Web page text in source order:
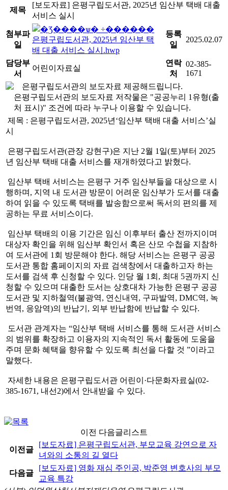
제목
[보도자료] 은평구립도서관, 2025년 임산부 택배 대출
서비스 실시
첨부파
일
은평구립도서관, 2025년 임산부 택
배 대출 서비스 실시.hwp
등록
일
2025.02.07
담당부
서
어린이자료실
연락
처
02-385-
1671
은평구립도서관의 보도자료 제공해드립니다.
은평구립도서관의 보도자료 저작물은 "공공누리 1유형(출
처 표시)" 조건에 따라 누구나 이용할 수 있습니다.
제목 : 은평구립도서관, 2025년‘임산부 택배 대출 서비스’실
시
은평구립도서관(관장 강현구)은 지난 2월 1일(토)부터 2025
년 임산부 택배 대출 서비스를 재개하였다고 밝혔다.
임산부 택배 서비스는 은평구 거주 임산부들을 대상으로 시
행하며, 지역 내 도서관 방문이 어려운 임산부가 도서를 대출
하여 읽을 수 있도록 택배를 발송함으로써 독서의 편의를 제
공하는 무료 서비스이다.
임산부 택배의 이용 기간은 임신 이후부터 출산 전까지이며
대상자 확인을 위해 임산부 확인서 혹은 산모 수첩을 지참하
여 도서관에 1회 방문해야 한다. 해당 서비스는 은평구 공공
도서관 통합 홈페이지의 자료 검색창에서 대출하고자 하는
도서를 검색 후 신청할 수 있다. 인당 월 1회, 최대 5권까지 신
청할 수 있으며 대출한 도서는 상호대차 가능한 은평구 공공
도서관 및 지하철역(불광역, 연신내역, 구파발역, DMC역, 녹
번역, 응암역)의 반납기, 외부 반납함에 반납할 수 있다.
도서관 관계자는 “임산부 택배 서비스를 통해 도서관 서비스
의 범위를 확장하고 이용자의 지속적인 독서 활동에 도움을
주며 문화 혜택을 향유할 수 있도록 최선을 다할 것 ”이라고
말했다.
자세한 내용은 은평구립도서관 어린이·다문화자료실(02-
385-1671, 내선2)에서 안내받을 수 있다.
이전 다음글리스트
이전글
[보도자료] 은평구립도서관, 부모교육 강연으로 자
녀와의 소통의 길 열다
다음글
[보도자료] 영화 재심 주인공, 박준영 변호사의 부모
교육 특강